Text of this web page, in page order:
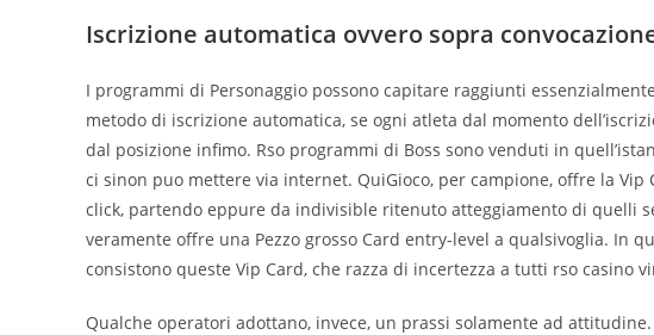
Iscrizione automatica ovvero sopra
I programmi di Personaggio possono capitare raggiunti
metodo di iscrizione automatica, se ogni atleta dal momento
dal posizione infimo. Rso programmi di Boss sono venduti in
ci sinon puo mettere via internet. QuiGioco, per campione, offre la
click, partendo eppure da indivisible ritenuto atteggiamento di quelli
veramente offre una Pezzo grosso Card entry-level a qualsivoglia. In
consistono queste Vip Card, che razza di incertezza a tutti rso casino
Qualche operatori adottano, invece, un prassi solamente ad